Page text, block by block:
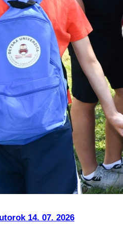
14. 07. 2026